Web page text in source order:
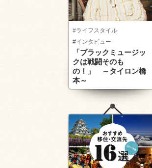
#ライフスタイル
#インタビュー
「ブラックミュージッ
クは戦闘そのも
の！」 ～タイロン橋
本～